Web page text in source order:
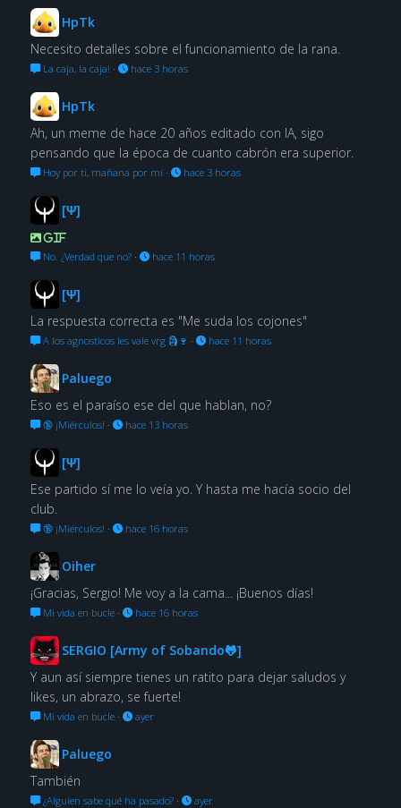
HpTk
Necesito detalles sobre el funcionamiento de la rana.
La caja, la caja! · hace 3 horas
HpTk
Ah, un meme de hace 20 años editado con IA, sigo
pensando que la época de cuanto cabrón era superior.
Hoy por ti, mañana por mí· hace 3 horas
[Ψ]
GIF
No. ¿Verdad que no?· hace 11 horas
[Ψ]
La respuesta correcta es "Me suda los cojones"
A los agnosticos les vale vrg 🗿🍷 · hace 11 horas
Paluego
Eso es el paraíso ese del que hablan, no?
🔞 ¡Miérculos! · hace 13 horas
[Ψ]
Ese partido sí me lo veía yo. Y hasta me hacía socio del
club.
🔞 ¡Miérculos! · hace 16 horas
Oiher
¡Gracias, Sergio! Me voy a la cama... ¡Buenos días!
Mi vida en bucle· hace 16 horas
SERGIO [Army of Sobando🐸]
Y aun así siempre tienes un ratito para dejar saludos y
likes, un abrazo, se fuerte!
Mi vida en bucle· ayer
Paluego
También
¿Alguien sabe qué ha pasado?· ayer